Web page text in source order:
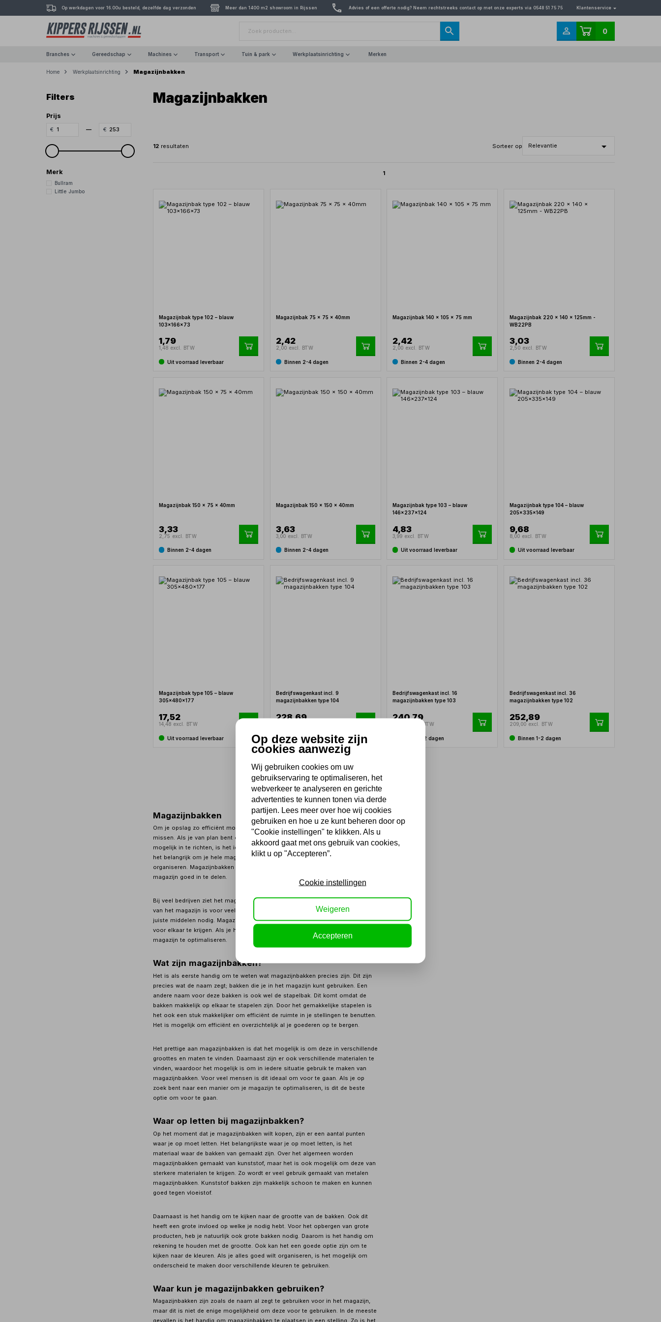
Op werkdagen voor 16.00u besteld, dezelfde dag verzonden Meer dan 1400 m2 showroom in Rijssen Advies of een offerte nodig? Neem rechtstreeks contact op met onze experts via 0548 51 75 75 Klantenservice
0
Branches Gereedschap Machines Transport Tuin & park Werkplaatsinrichting Merken
Home Werkplaatsinrichting Magazijnbakken
Filters
Prijs
—
Merk
Bullram
Little Jumbo
Magazijnbakken
12 resultaten
1
Sorteer op
Magazijnbak type 102 – blauw
103x166x73
1,79
1,48 excl. BTW
Uit voorraad leverbaar
Magazijnbak 75 x 75 x 40mm
2,42
2,00 excl. BTW
Binnen 2-4 dagen
Magazijnbak 140 x 105 x 75 mm
2,42
2,00 excl. BTW
Binnen 2-4 dagen
Magazijnbak 220 x 140 x 125mm -
WB22PB
3,03
2,50 excl. BTW
Binnen 2-4 dagen
Magazijnbak 150 x 75 x 40mm
3,33
2,75 excl. BTW
Binnen 2-4 dagen
Magazijnbak 150 x 150 x 40mm
3,63
3,00 excl. BTW
Binnen 2-4 dagen
Magazijnbak type 103 – blauw
146x237x124
4,83
3,99 excl. BTW
Uit voorraad leverbaar
Magazijnbak type 104 – blauw
205x335x149
9,68
8,00 excl. BTW
Uit voorraad leverbaar
Magazijnbak type 105 – blauw
305x480x177
17,52
14,48 excl. BTW
Uit voorraad leverbaar
Bedrijfswagenkast incl. 9
magazijnbakken type 104
228,69
Binnen 1-2 dagen
Bedrijfswagenkast incl. 16
magazijnbakken type 103
240,79
199,00 excl. BTW
Binnen 1-2 dagen
Bedrijfswagenkast incl. 36
magazijnbakken type 102
252,89
209,00 excl. BTW
Binnen 1-2 dagen
Magazijnbakken
Om je opslag zo efficiënt mogelijk te maken, zijn magazijnbakken niet te
missen. Als je van plan bent om je
zo overzichtelijk
mogelijk in te richten, is het ideaal om hier gebruik van te maken. Af en toe is
het belangrijk om je hele magazijn onder handen te nemen om alles goed te
organiseren. Magazijnbakken zijn één van de handigste manieren om het
magazijn goed in te delen.
Bij veel bedrijven ziet het magazijn eruit als een complete chaos. Het ordenen
van het magazijn is voor veel bedrijven een lastige klus. Hiervoor heb je de
juiste middelen nodig. Magazijnbakken zijn de beste manier om dit allemaal
voor elkaar te krijgen. Als je het goed doet, hoeft het niet lastig te zijn om je
magazijn te optimaliseren.
Wat zijn magazijnbakken?
Het is als eerste handig om te weten wat magazijnbakken precies zijn. Dit zijn
precies wat de naam zegt; bakken die je in het magazijn kunt gebruiken. Een
andere naam voor deze bakken is ook wel de stapelbak. Dit komt omdat de
bakken makkelijk op elkaar te stapelen zijn. Door het gemakkelijke stapelen is
het ook een stuk makkelijker om efficiënt de ruimte in je stellingen te benutten.
Het is mogelijk om efficiënt en overzichtelijk al je goederen op te bergen.
Het prettige aan magazijnbakken is dat het mogelijk is om deze in verschillende
groottes en maten te vinden. Daarnaast zijn er ook verschillende materialen te
vinden, waardoor het mogelijk is om in iedere situatie gebruik te maken van
magazijnbakken. Voor veel mensen is dit ideaal om voor te gaan. Als je op
zoek bent naar een manier om je magazijn te optimaliseren, is dit de beste
optie om voor te gaan.
Waar op letten bij magazijnbakken?
Op het moment dat je magazijnbakken wilt kopen, zijn er een aantal punten
waar je op moet letten. Het belangrijkste waar je op moet letten, is het
materiaal waar de bakken van gemaakt zijn. Over het algemeen worden
magazijnbakken gemaakt van kunststof, maar het is ook mogelijk om deze van
sterkere materialen te krijgen. Zo wordt er veel gebruik gemaakt van metalen
magazijnbakken. Kunststof bakken zijn makkelijk schoon te maken en kunnen
goed tegen vloeistof.
Daarnaast is het handig om te kijken naar de grootte van de bakken. Ook dit
heeft een grote invloed op welke je nodig hebt. Voor het opbergen van grote
producten, heb je natuurlijk ook grote bakken nodig. Daarom is het handig om
rekening te houden met de grootte. Ook kan het een goede optie zijn om te
kijken naar de kleuren. Als je alles goed wilt organiseren, is het mogelijk om
onderscheid te maken door verschillende kleuren te gebruiken.
Waar kun je magazijnbakken gebruiken?
Magazijnbakken zijn zoals de naam al zegt te gebruiken voor in het magazijn,
maar dit is niet de enige mogelijkheid om deze voor te gebruiken. In de meeste
gevallen is het handig om magazijnbakken te plaatsen in een stelling. Zo is het
Op deze website zijn
cookies aanwezig
Wij gebruiken cookies om uw
gebruikservaring te optimaliseren, het
webverkeer te analyseren en gerichte
advertenties te kunnen tonen via derde
partijen. Lees meer over hoe wij cookies
gebruiken en hoe u ze kunt beheren door op
"Cookie instellingen" te klikken. Als u
akkoord gaat met ons gebruik van cookies,
klikt u op "Accepteren”.
Cookie instellingen
Weigeren
Accepteren